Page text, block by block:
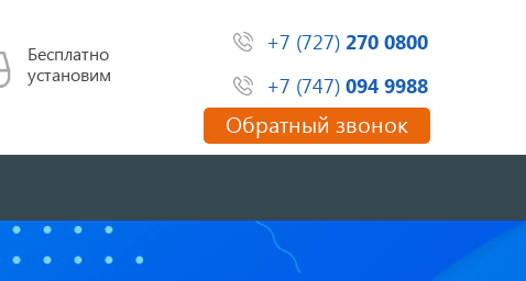
Бесплатно
установим
+7 (727) 270 0800
+7 (747) 094 9988
Обратный звонок